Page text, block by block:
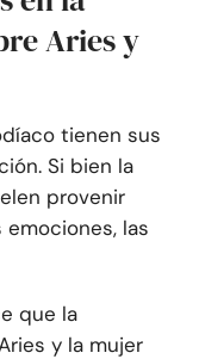
Aries y
tienen sus
Si bien la
provenir
emociones, las
que la
y la mujer